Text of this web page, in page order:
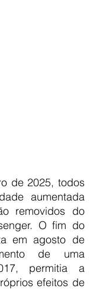
de 2025, todos
aumentada
removidos do
O fim do
em agosto de
de uma
permitia a
efeitos de